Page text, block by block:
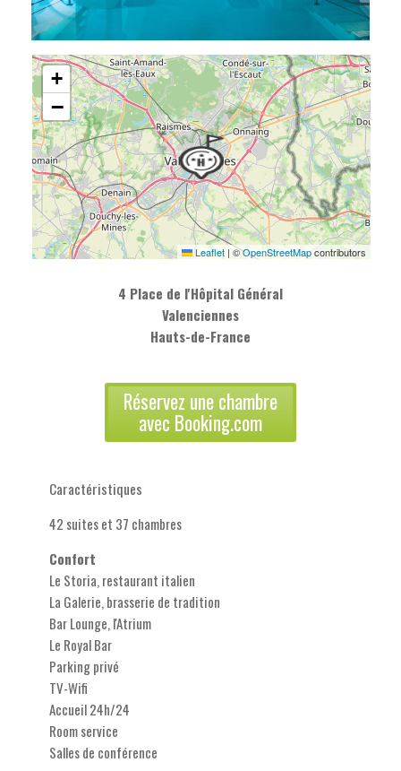
+
−
Leaflet | ©OpenStreetMapcontributors
4 Place de l'Hôpital Général
Valenciennes
Hauts-de-France
Réservez une chambre
avec Booking.com
Caractéristiques
42 suites et 37 chambres
Confort
Le Storia, restaurant italien
La Galerie, brasserie de tradition
Bar Lounge, l'Atrium
Le Royal Bar
Parking privé
TV-Wifi
Accueil 24h/24
Room service
Salles de conférence